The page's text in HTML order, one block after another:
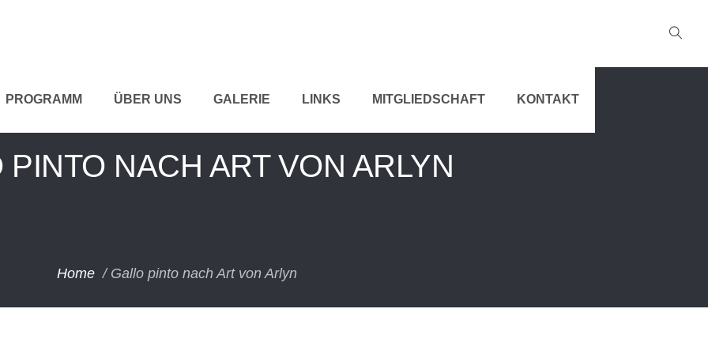
PROGRAMM ÜBER UNS GALERIE LINKS MITGLIEDSCHAFT KONTAKT
PINTO NACH ART VON ARLYN
Home / Gallo pinto nach Art von Arlyn